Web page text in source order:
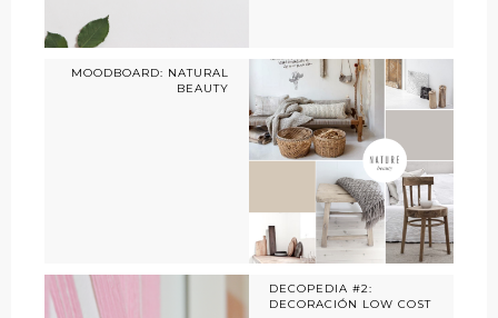
MOODBOARD: NATURAL
BEAUTY
DECOPEDIA #2:
DECORACIÓN LOW COST